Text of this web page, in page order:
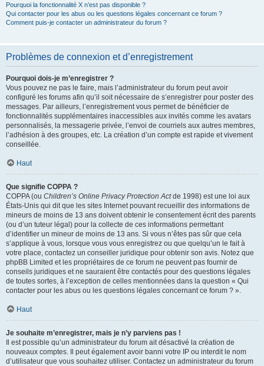
Pourquoi la fonctionnalité X n’est pas disponible ?
Qui contacter pour les abus ou les questions légales concernant ce forum ?
Comment puis-je contacter un administrateur du forum ?
Problèmes de connexion et d’enregistrement
Pourquoi dois-je m’enregistrer ?
Vous pouvez ne pas le faire, mais l’administrateur du forum peut avoir
configuré les forums afin qu’il soit nécessaire de s’enregistrer pour poster des
messages. Par ailleurs, l’enregistrement vous permet de bénéficier de
fonctionnalités supplémentaires inaccessibles aux invités comme les avatars
personnalisés, la messagerie privée, l’envoi de courriels aux autres membres,
l’adhésion à des groupes, etc. La création d’un compte est rapide et vivement
conseillée.
Haut
Que signifie COPPA ?
COPPA (ou Children’s Online Privacy Protection Actde 1998) est une loi aux
États-Unis qui dit que les sites Internet pouvant recueillir des informations de
mineurs de moins de 13 ans doivent obtenir le consentement écrit des parents
(ou d’un tuteur légal) pour la collecte de ces informations permettant
d’identifier un mineur de moins de 13 ans. Si vous n’êtes pas sûr que cela
s’applique à vous, lorsque vous vous enregistrez ou que quelqu’un le fait à
votre place, contactez un conseiller juridique pour obtenir son avis. Notez que
phpBB Limited et les propriétaires de ce forum ne peuvent pas fournir de
conseils juridiques et ne sauraient être contactés pour des questions légales
de toutes sortes, à l’exception de celles mentionnées dans la question « Qui
contacter pour les abus ou les questions légales concernant ce forum ? ».
Haut
Je souhaite m’enregistrer, mais je n’y parviens pas !
Il est possible qu’un administrateur du forum ait désactivé la création de
nouveaux comptes. Il peut également avoir banni votre IP ou interdit le nom
d’utilisateur que vous souhaitez utiliser. Contactez un administrateur du forum